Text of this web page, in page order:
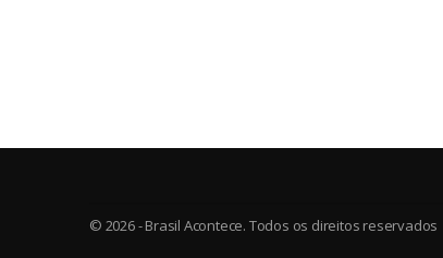
© 2026 - Brasil Acontece. Todos os direitos reservados